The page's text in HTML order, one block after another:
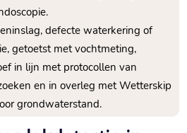
defecte waterkering of
getoetst met vochtmeting,
in lijn met protocollen van
en in overleg met Wetterskip
grondwaterstand.​